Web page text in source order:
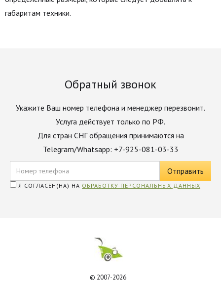
габаритам техники.
Обратный звонок
Укажите Ваш номер телефона и менеджер перезвонит.
Услуга действует только по РФ.
Для стран СНГ обращения принимаются на
Telegram/Whatsapp: +7-925-081-03-33
Я СОГЛАСЕН(НА) НА ОБРАБОТКУ ПЕРСОНАЛЬНЫХ ДАННЫХ
© 2007-2026